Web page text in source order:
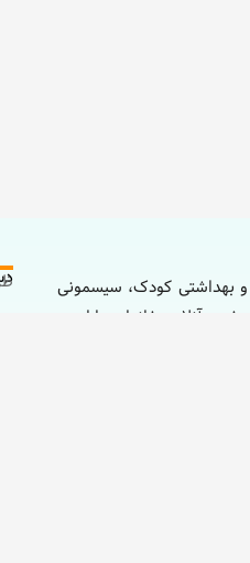
و بهداشتی کودک، سیسمونی
آنلاین خانواده‌ها است